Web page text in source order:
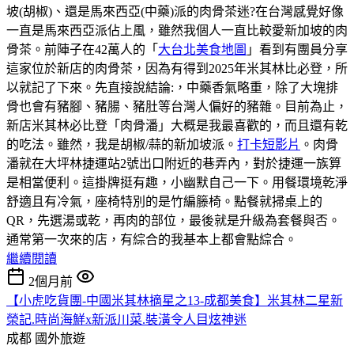
坡(胡椒)、還是馬來西亞(中藥)派的肉骨茶迷?在台灣感覺好像
一直是馬來西亞派佔上風，雖然我個人一直比較愛新加坡的肉
骨茶。前陣子在42萬人的「 大台北美食地圖 」看到有團員分享
這家位於新店的肉骨茶，因為有得到2025年米其林比必登，所
以就記了下來。先直接說結論:，中藥香氣略重，除了大塊排
骨也會有豬腳、豬腸、豬肚等台灣人偏好的豬雜。目前為止，
新店米其林必比登「肉骨潘」大概是我最喜歡的，而且還有乾
的吃法。雖然，我是胡椒/蒜的新加坡派。 打卡短影片 。肉骨
潘就在大坪林捷運站2號出口附近的巷弄內，對於捷運一族算
是相當便利。這掛牌挺有趣，小幽默自己一下。用餐環境乾淨
舒適且有冷氣，座椅特別的是竹編籐椅。點餐就掃桌上的
QR，先選湯或乾，再肉的部位，最後就是升級為套餐與否。
通常第一次來的店，有綜合的我基本上都會點綜合。
繼續閱讀
2個月前
【小虎吃貨團-中國米其林摘星之13-成都美食】米其林二星新
榮記.時尚海鮮x新派川菜.裝潢令人目炫神迷
成都 國外旅遊